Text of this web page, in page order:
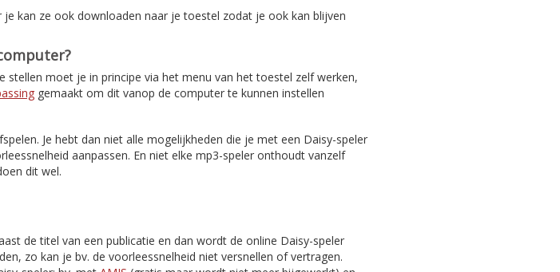
kan ze ook downloaden naar je toestel zodat je ook kan blijven
stellen moet je in principe via het menu van het toestel zelf werken,
gemaakt om dit vanop de computer te kunnen instellen
Je hebt dan niet alle mogelijkheden die je met een Daisy-speler
aanpassen. En niet elke mp3-speler onthoudt vanzelf
dit wel.
de titel van een publicatie en dan wordt de online Daisy-speler
zo kan je bv. de voorleessnelheid niet versnellen of vertragen.